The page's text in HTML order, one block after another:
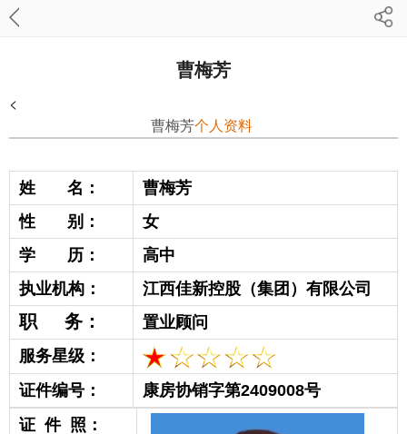
曹梅芳
<
曹梅芳个人资料
姓 名：
曹梅芳
性 别：
女
学 历：
高中
执业机构：
江西佳新控股（集团）有限公司
职 务：
置业顾问
服务星级：
证件编号：
康房协销字第2409008号
证 件 照：